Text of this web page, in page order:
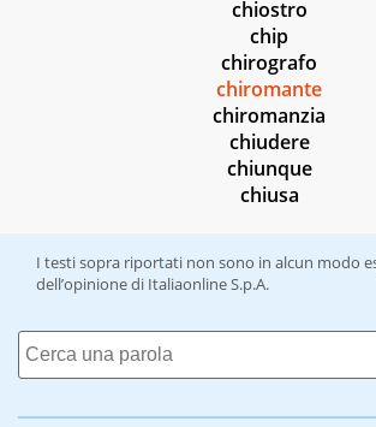
chiostro
chip
chirografo
chiromante
chiromanzia
chiudere
chiunque
chiusa
I testi sopra riportati non sono in alcun modo
dell’opinione di Italiaonline S.p.A.